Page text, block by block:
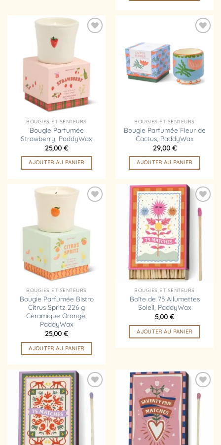
d’envies
BOUGIES ET SENTEURS
Bougie Parfumée
Strawberry, PaddyWax
25,00 €
AJOUTER AU PANIER
à la
liste
d’envies
BOUGIES ET SENTEURS
Bougie Parfumée Fleur de
Cactus, PaddyWax
29,00 €
AJOUTER AU PANIER
d’envies
BOUGIES ET SENTEURS
Bougie Parfumée Bistro
Citrus Spritz 226 g
Céramique Orange,
PaddyWax
25,00 €
AJOUTER AU PANIER
Ajouter
à la
BOUGIES ET SENTEURS
Boîte de 75 Allumettes
Soleil, PaddyWax
5,00 €
AJOUTER AU PANIER
Ajouter
à la
Ajouter
à la